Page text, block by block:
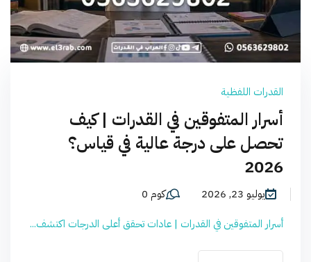
القدرات اللفظية
أسرار المتفوقين في القدرات | كيف
تحصل على درجة عالية في قياس؟
2026
يوليو 23, 2026
كوم 0
أسرار المتفوقين في القدرات | عادات تحقق أعلى الدرجات اكتشف...